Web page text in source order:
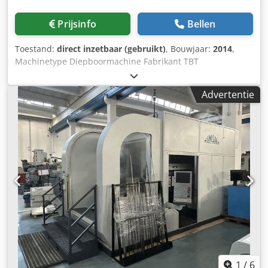
Prijsinfo Bellen
Toestand: direct inzetbaar (gebruikt), Bouwjaar: 2014,
Machinetype Diepboormachine Fabrikant TBT
TIEFBOHRTECHNIK Type ML 250-2-850 Bouwjaar 2014 Staat
gebruikt Besturingssoort CNC Besturing SIEMENS
Opslaglocatie Fabriekslocatie Besturing SIEMENS
Boordiameter Ø 3 - 25 (18) mm Toerental Dcodpfx Asza
Arnjbpek 1000 - 6100 tpm Boorwagenslag 850 mm
Boordiepte 550 mm Spilafstand 240 mm Afmetingen L x B x
H ca. 6 x 5 x 2,3 m Verzendgewicht ca. 6000 kg
Verzendmaat ca. 10 laadmeter
Advertentie
1 / 6